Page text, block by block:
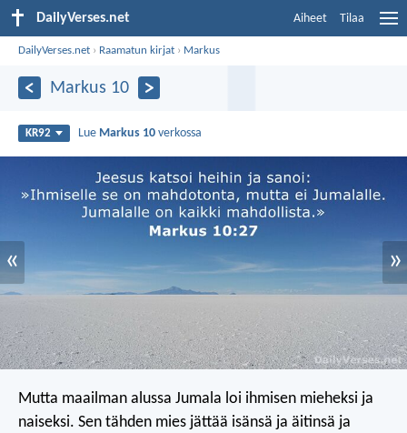
DailyVerses.net Aiheet Tilaa
DailyVerses.net › Raamatun kirjat › Markus
Markus 10
KR92 Lue Markus 10 verkossa
« »
Mutta maailman alussa Jumala loi ihmisen mieheksi ja
naiseksi. Sen tähden mies jättää isänsä ja äitinsä ja